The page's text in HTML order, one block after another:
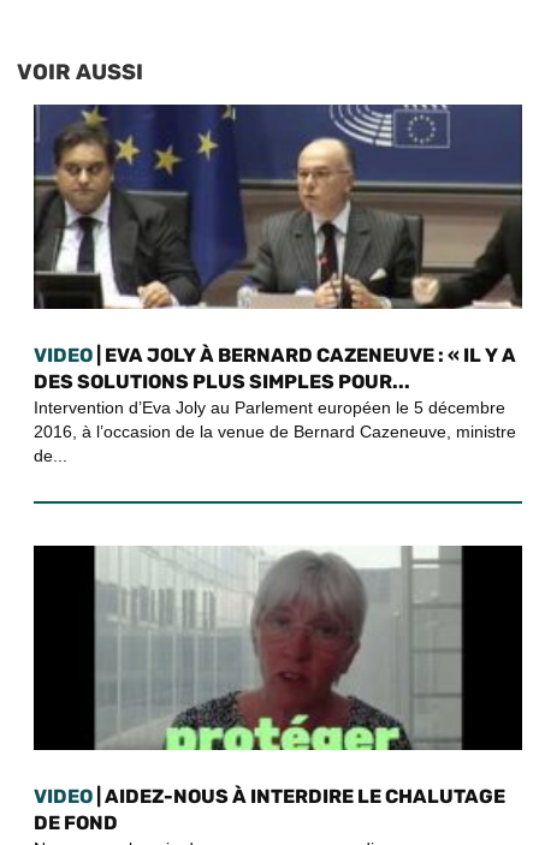
VOIR AUSSI
VIDEO | EVA JOLY À BERNARD CAZENEUVE : « IL Y A
DES SOLUTIONS PLUS SIMPLES POUR...
Intervention d’Eva Joly au Parlement européen le 5 décembre
2016, à l’occasion de la venue de Bernard Cazeneuve, ministre
de...
VIDEO | AIDEZ-NOUS À INTERDIRE LE CHALUTAGE
DE FOND